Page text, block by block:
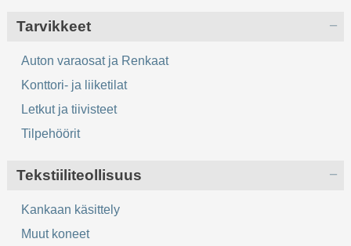
Tarvikkeet
Auton varaosat ja Renkaat
Konttori- ja liiketilat
Letkut ja tiivisteet
Tilpehöörit
Tekstiiliteollisuus
Kankaan käsittely
Muut koneet